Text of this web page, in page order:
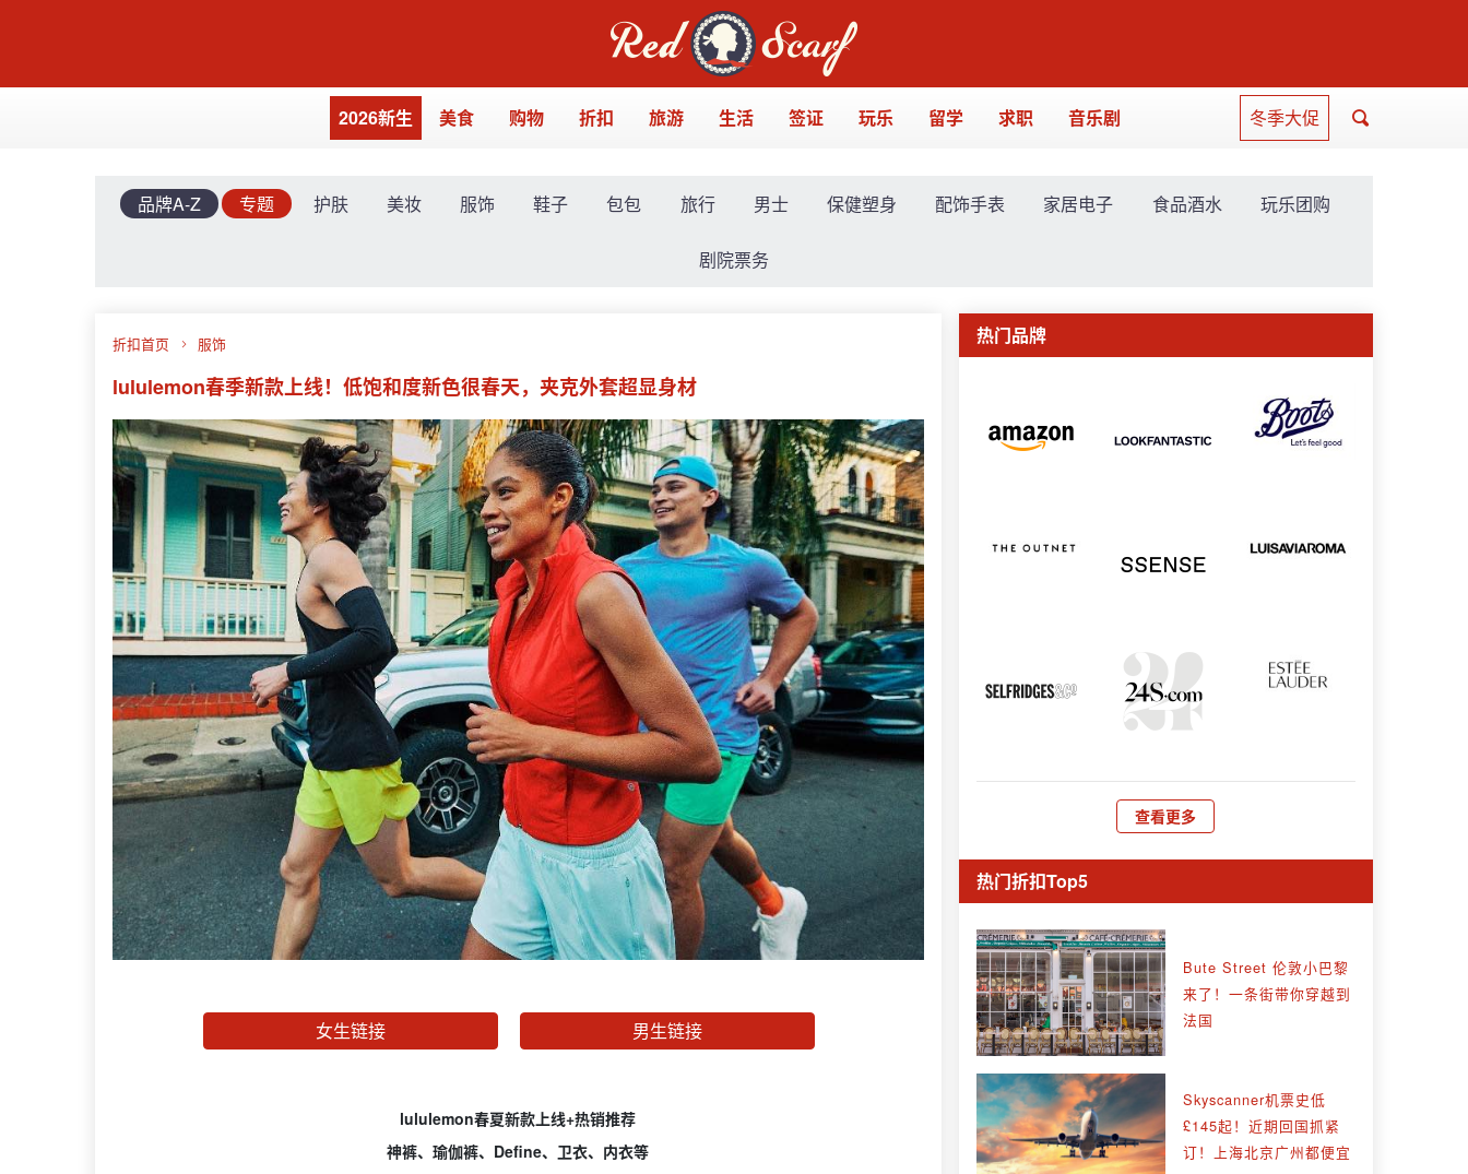
2026新生 美食 购物 折扣 旅游 生活 签证 玩乐 留学 求职 音乐剧 冬季大促
品牌A-Z 专题 护肤 美妆 服饰 鞋子 包包 旅行 男士 保健塑身 配饰手表 家居电子 食品酒水 玩乐团购
剧院票务
折扣首页 服饰
lululemon春季新款上线！低饱和度新色很春天，夹克外套超显身材
女生链接 男生链接
lululemon春夏新款上线+热销推荐
神裤、瑜伽裤、Define、卫衣、内衣等
热门品牌
查看更多
热门折扣Top5
Bute Street 伦敦小巴黎
来了！一条街带你穿越到
法国
Skyscanner机票史低
£145起！近期回国抓紧
订！上海北京广州都便宜